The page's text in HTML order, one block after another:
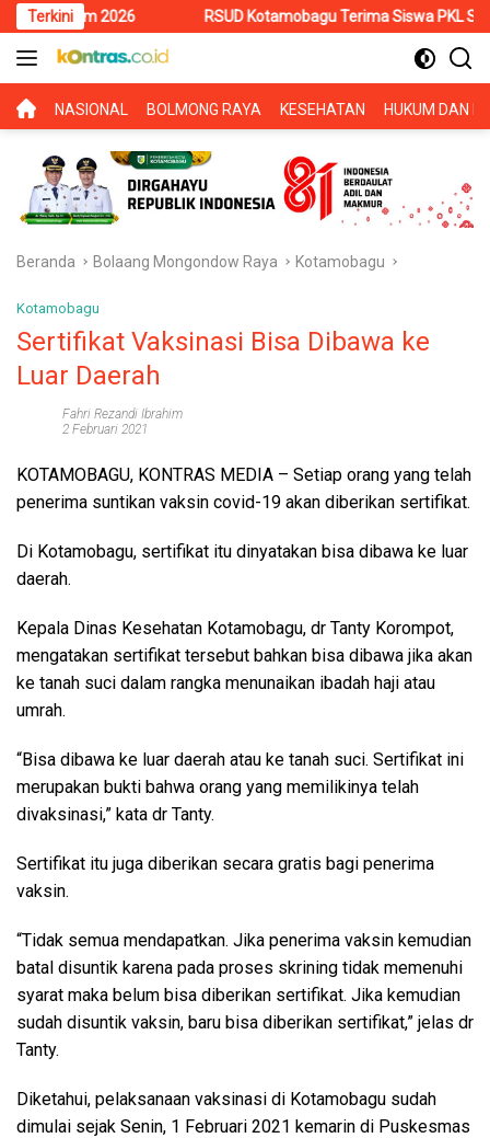
Langsung
ke
konten
Terkini
2026 RSUD Kotamobagu Terima Siswa PKL SMK
BERANDA
NASIONAL BOLMONG RAYA KESEHATAN HUKUM DAN
Beranda Bolaang Mongondow Raya Kotamobagu
Kotamobagu
Sertifikat Vaksinasi Bisa Dibawa ke
Luar Daerah
Fahri Rezandi Ibrahim
2 Februari 2021
KOTAMOBAGU, KONTRAS MEDIA – Setiap orang yang telah
penerima suntikan vaksin covid-19 akan diberikan sertifikat.
Di Kotamobagu, sertifikat itu dinyatakan bisa dibawa ke luar
daerah.
Kepala Dinas Kesehatan Kotamobagu, dr Tanty Korompot,
mengatakan sertifikat tersebut bahkan bisa dibawa jika akan
ke tanah suci dalam rangka menunaikan ibadah haji atau
umrah.
“Bisa dibawa ke luar daerah atau ke tanah suci. Sertifikat ini
merupakan bukti bahwa orang yang memilikinya telah
divaksinasi,” kata dr Tanty.
Sertifikat itu juga diberikan secara gratis bagi penerima
vaksin.
“Tidak semua mendapatkan. Jika penerima vaksin kemudian
batal disuntik karena pada proses skrining tidak memenuhi
syarat maka belum bisa diberikan sertifikat. Jika kemudian
sudah disuntik vaksin, baru bisa diberikan sertifikat,” jelas dr
Tanty.
Diketahui, pelaksanaan vaksinasi di Kotamobagu sudah
dimulai sejak Senin, 1 Februari 2021 kemarin di Puskesmas